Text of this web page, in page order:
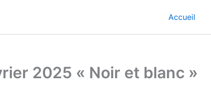
Accueil
2025 « Noir et blanc »